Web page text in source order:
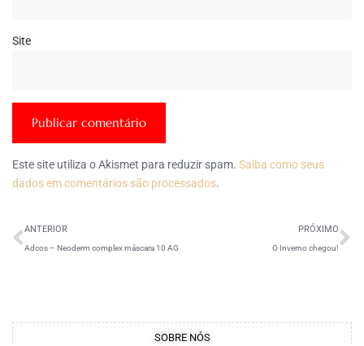
Site
Este site utiliza o Akismet para reduzir spam. Saiba como seus
dados em comentários são processados.
ANTERIOR
Adcos – Neoderm complex máscara 10 AG
PRÓXIMO
O Inverno chegou!
SOBRE NÓS